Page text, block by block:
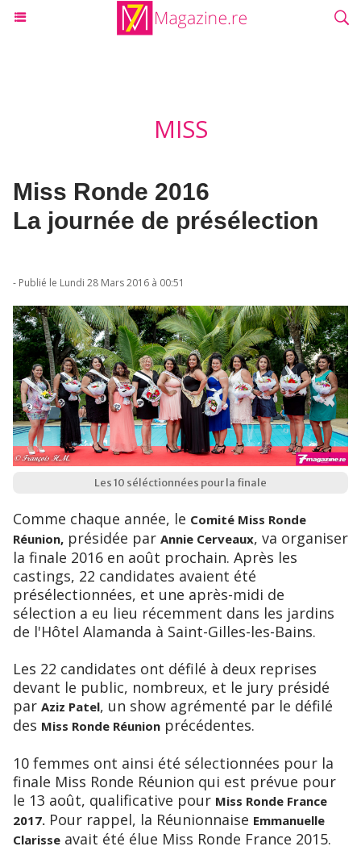
MISS
Miss Ronde 2016
La journée de présélection
- Publié le Lundi 28 Mars 2016 à 00:51
Les 10 séléctionnées pour la finale
Comme chaque année, le Comité Miss Ronde
Réunion, présidée par Annie Cerveaux, va organiser
la finale 2016 en août prochain. Après les
castings, 22 candidates avaient été
présélectionnées, et une après-midi de
sélection a eu lieu récemment dans les jardins
de l'Hôtel Alamanda à Saint-Gilles-les-Bains.
Les 22 candidates ont défilé à deux reprises
devant le public, nombreux, et le jury présidé
par Aziz Patel, un show agrémenté par le défilé
des Miss Ronde Réunion précédentes.
10 femmes ont ainsi été sélectionnées pour la
finale Miss Ronde Réunion qui est prévue pour
le 13 août, qualificative pour Miss Ronde France
2017. Pour rappel, la Réunionnaise Emmanuelle
Clarisse avait été élue Miss Ronde France 2015.